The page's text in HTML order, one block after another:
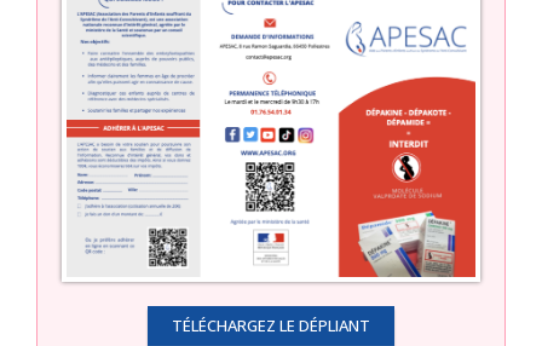
TÉLÉCHARGEZ LE DÉPLIANT